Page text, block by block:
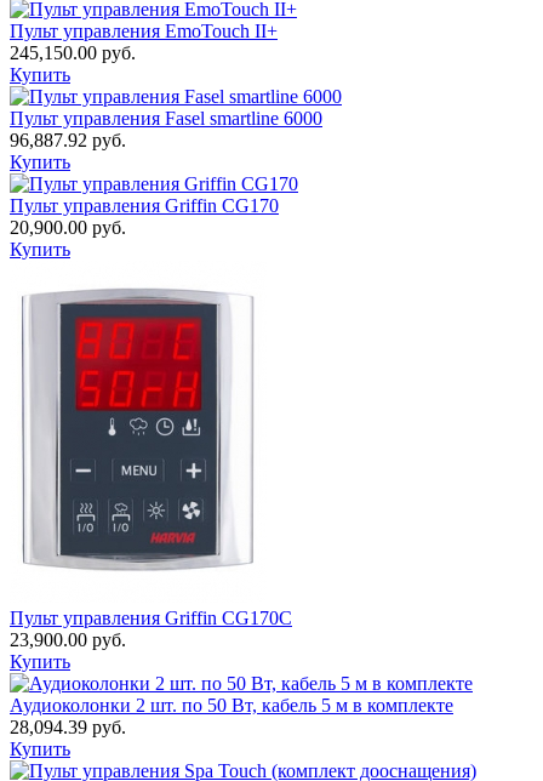
Пульт управления EmoTouch II+
245,150.00 руб.
Купить
Пульт управления Fasel smartline 6000
96,887.92 руб.
Купить
Пульт управления Griffin CG170
20,900.00 руб.
Купить
Пульт управления Griffin CG170C
23,900.00 руб.
Купить
Аудиоколонки 2 шт. по 50 Вт, кабель 5 м в комплекте
28,094.39 руб.
Купить